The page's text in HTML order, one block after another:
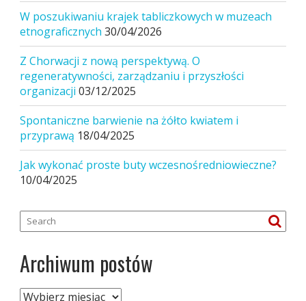
W poszukiwaniu krajek tabliczkowych w muzeach
etnograficznych 30/04/2026
Z Chorwacji z nową perspektywą. O
regeneratywności, zarządzaniu i przyszłości
organizacji 03/12/2025
Spontaniczne barwienie na żółto kwiatem i
przyprawą 18/04/2025
Jak wykonać proste buty wczesnośredniowieczne?
10/04/2025
Archiwum postów
Archiwum